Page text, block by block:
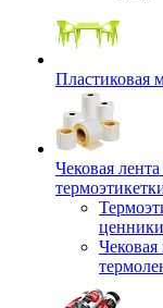
Пластиковая
Чековая
ценники
Чековая